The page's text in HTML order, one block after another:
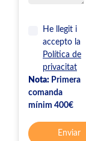
He llegit i
accepto la
Política de
privacitat
Nota: Primera
comanda
mínim 400€
Enviar